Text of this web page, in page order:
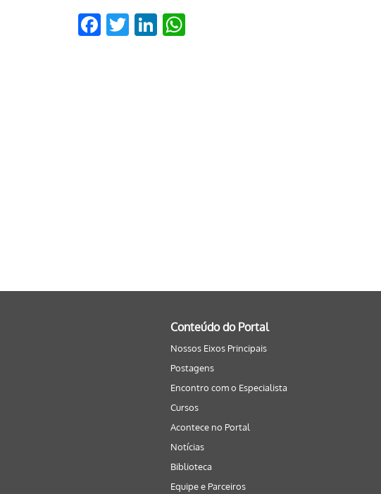
Facebook
TwitterLinkedIn
Conteúdo do Portal
Nossos Eixos Principais
Postagens
Encontro com o Especialista
Cursos
Acontece no Portal
Notícias
Biblioteca
Equipe e Parceiros